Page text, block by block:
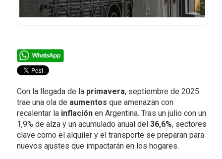
Con la llegada de la primavera, septiembre de 2025
trae una ola de aumentos que amenazan con
recalentar la inflaciónen Argentina. Tras un julio con un
1,9% de alza y un acumulado anual del 36,6%, sectores
clave como el alquiler y el transporte se preparan para
nuevos ajustes que impactarán en los hogares.